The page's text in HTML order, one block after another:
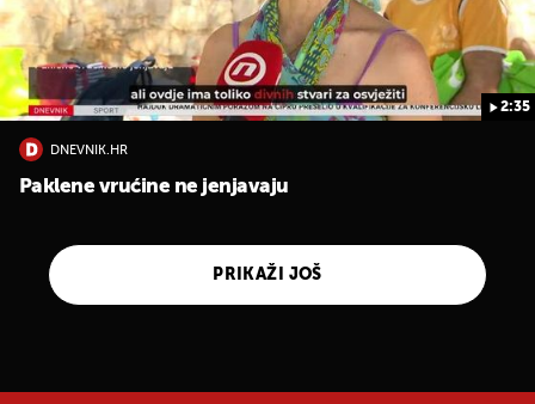
2:35
DNEVNIK.HR
Paklene vrućine ne jenjavaju
PRIKAŽI JOŠ